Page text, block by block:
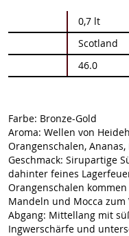
Informationen
0,7 lt
Scotland
46.0
Farbe: Bronze-Gold
Aroma: Wellen von
Orangenschalen,
Geschmack: Sirupartige
dahinter feines
Orangenschalen
Mandeln und Mocca zum
Abgang: Mittellang mit
Ingwerschärfe und